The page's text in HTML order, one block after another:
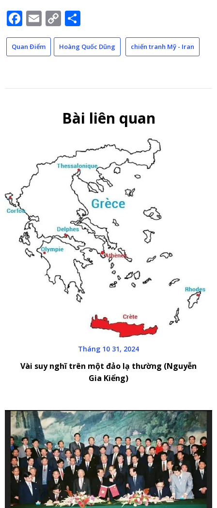
Facebook
Email
Copy
Link
Quan Điểm Hoàng Quốc Dũng chiến tranh Mỹ - Iran
Bài liên quan
Tháng 10 31, 2024
Vài suy nghĩ trên một đảo lạ thường (Nguyễn
Gia Kiểng)